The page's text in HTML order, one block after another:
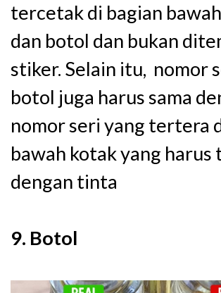
tercetak di bagian
dan botol dan bukan
stiker. Selain itu, nomor
botol juga harus sama
nomor seri yang tertera
bawah kotak yang
dengan tinta
9. Botol